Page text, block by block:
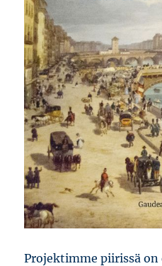
Projektimme piirissä